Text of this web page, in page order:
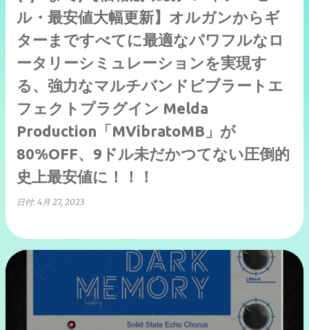
ル・最安値大幅更新】オルガンからギ
ターまですべてに最適なパワフルなロ
ータリーシミュレーションを実現す
る、強力なマルチバンドビブラートエ
フェクトプラグイン Melda
Production「MVibratoMB」が
80%OFF、9ドル未だかつてない圧倒的
史上最安値に！！！
日付: 4月 27, 2023